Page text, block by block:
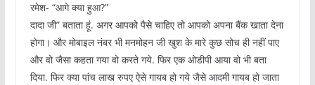
रमेश- “आगे क्या हुआ?”
दादा जी” बताता हूं. अगर आपको पैसे चाहिए तो आपको अपना बैंक खाता देना
होगा। और मोबाइल नंबर भी मनमोहन जी खुश के मारे कुछ सोच ही नहीं पाए
और वो जैसा कहता गया वो करते गये. फिर एक ओडीपी आया वो भी बता
दिया. फिर क्या पांच लाख रुपए ऐसे गायब हो गये जैसे आदमी गायब हो जाता